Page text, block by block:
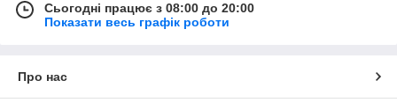
Сьогодні працює з 08:00 до 20:00
Показати весь графік роботи
Про нас